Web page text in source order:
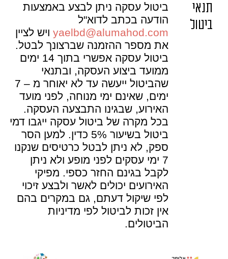
תנאי
ביטול
ביטול עסקה ניתן לבצע באמצעות
הודעה בכתב לדוא"ל
yaelbd@alumahod.com ויש לציין
את מספר ההזמנה שברצונך לבטל.
ביטול עסקה אפשרי בתוך 14 ימים
ממועד ביצוע העסקה, ובתנאי
שהביטול ייעשה עד לא יאוחר מ – 7
ימים, שאינם ימי מנוחה, לפני מועד
האירוע, שבגינו התבצעה העסקה.
בכל מקרה של ביטול עסקה ייגבו דמי
ביטול בשיעור 5% כדין. למען הסר
ספק, לא ניתן לבטל כרטיסים שנקנו
7 ימי עסקים לפני מופע ולא ניתן
לקבל בגינם החזר כספי. מפיקי
האירועים יכולים לאשר ולבצע זיכוי
לפי שיקול דעתם, גם במקרים בהם
אין זכות לביטול לפי מדיניות
הביטולים.